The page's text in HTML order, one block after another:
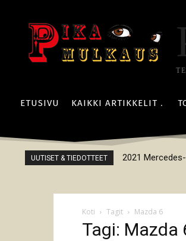
ETUSIVU KAIKKI ARTIKKELIT
UUTISET & TIEDOTTEET 2021
Koti Tagit Mazda 6
Tagi: Mazda